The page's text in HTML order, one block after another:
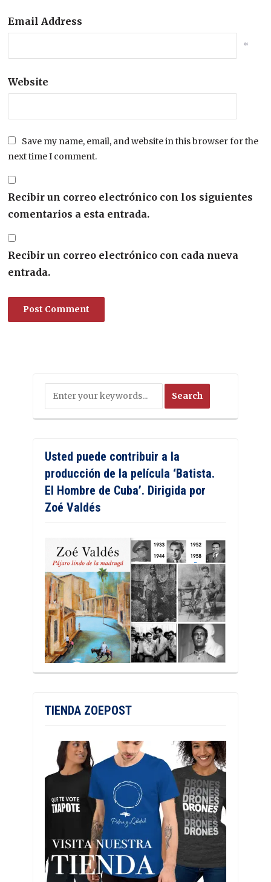
Email Address
*
Website
Save my name, email, and website in this browser for the
next time I comment.
Recibir un correo electrónico con los siguientes
comentarios a esta entrada.
Recibir un correo electrónico con cada nueva
entrada.
Usted puede contribuir a la
producción de la película ‘Batista.
El Hombre de Cuba’. Dirigida por
Zoé Valdés
TIENDA ZOEPOST